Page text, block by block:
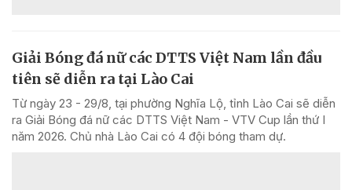
Giải Bóng đá nữ các DTTS Việt Nam lần đầu
tiên sẽ diễn ra tại Lào Cai
Từ ngày 23 - 29/8, tại phường Nghĩa Lộ, tỉnh Lào Cai sẽ diễn
ra Giải Bóng đá nữ các DTTS Việt Nam - VTV Cup lần thứ I
năm 2026. Chủ nhà Lào Cai có 4 đội bóng tham dự.